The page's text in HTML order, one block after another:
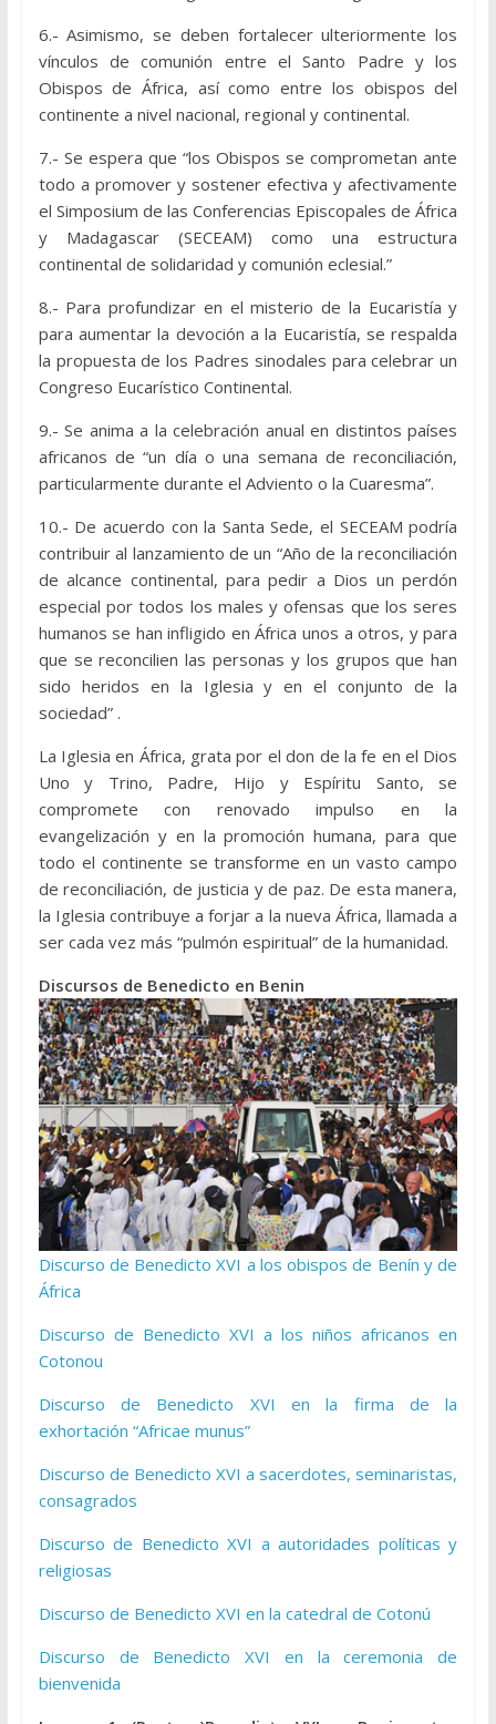
6.- Asimismo, se deben fortalecer ulteriormente los
vínculos de comunión entre el Santo Padre y los
Obispos de África, así como entre los obispos del
continente a nivel nacional, regional y continental.
7.- Se espera que “los Obispos se comprometan ante
todo a promover y sostener efectiva y afectivamente
el Simposium de las Conferencias Episcopales de África
y Madagascar (SECEAM) como una estructura
continental de solidaridad y comunión eclesial.”
8.- Para profundizar en el misterio de la Eucaristía y
para aumentar la devoción a la Eucaristía, se respalda
la propuesta de los Padres sinodales para celebrar un
Congreso Eucarístico Continental.
9.- Se anima a la celebración anual en distintos países
africanos de “un día o una semana de reconciliación,
particularmente durante el Adviento o la Cuaresma”.
10.- De acuerdo con la Santa Sede, el SECEAM podría
contribuir al lanzamiento de un “Año de la reconciliación
de alcance continental, para pedir a Dios un perdón
especial por todos los males y ofensas que los seres
humanos se han infligido en África unos a otros, y para
que se reconcilien las personas y los grupos que han
sido heridos en la Iglesia y en el conjunto de la
sociedad” .
La Iglesia en África, grata por el don de la fe en el Dios
Uno y Trino, Padre, Hijo y Espíritu Santo, se
compromete con renovado impulso en la
evangelización y en la promoción humana, para que
todo el continente se transforme en un vasto campo
de reconciliación, de justicia y de paz. De esta manera,
la Iglesia contribuye a forjar a la nueva África, llamada a
ser cada vez más “pulmón espiritual” de la humanidad.
Discursos de Benedicto en Benin
Discurso de Benedicto XVI a los obispos de Benín y de
África
Discurso de Benedicto XVI a los niños africanos en
Cotonou
Discurso de Benedicto XVI en la firma de la
exhortación “Africae munus”
Discurso de Benedicto XVI a sacerdotes, seminaristas,
consagrados
Discurso de Benedicto XVI a autoridades políticas y
religiosas
Discurso de Benedicto XVI en la catedral de Cotonú
Discurso de Benedicto XVI en la ceremonia de
bienvenida